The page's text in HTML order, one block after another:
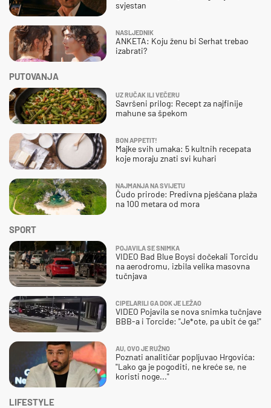
SPORT
POJAVILA SE SNIMKA
VIDEO Bad Blue Boysi dočekali Torcidu
na aerodromu, izbila velika masovna
tučnjava
CIPELARILI GA DOK JE LEŽAO
VIDEO Pojavila se nova snimka tučnjave
BBB-a i Torcide: "Je*ote, pa ubit će ga!"
AU, OVO JE RUŽNO
Poznati analitičar popljuvao Hrgovića:
"Lako ga je pogoditi, ne kreće se, ne
koristi noge..."
svjestan
NASLJEDNIK
ANKETA: Koju ženu bi Serhat trebao
izabrati?
PUTOVANJA
UZ RUČAK ILI VEČERU
Savršeni prilog: Recept za najfinije
mahune sa špekom
BON APPETIT!
Majke svih umaka: 5 kultnih recepata
koje moraju znati svi kuhari
NAJMANJA NA SVIJETU
Čudo prirode: Predivna pješčana plaža
na 100 metara od mora
LIFESTYLE